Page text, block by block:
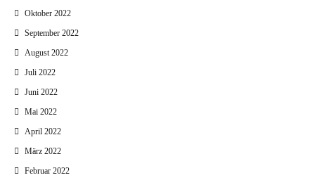
Oktober 2022
September 2022
August 2022
Juli 2022
Juni 2022
Mai 2022
April 2022
März 2022
Februar 2022